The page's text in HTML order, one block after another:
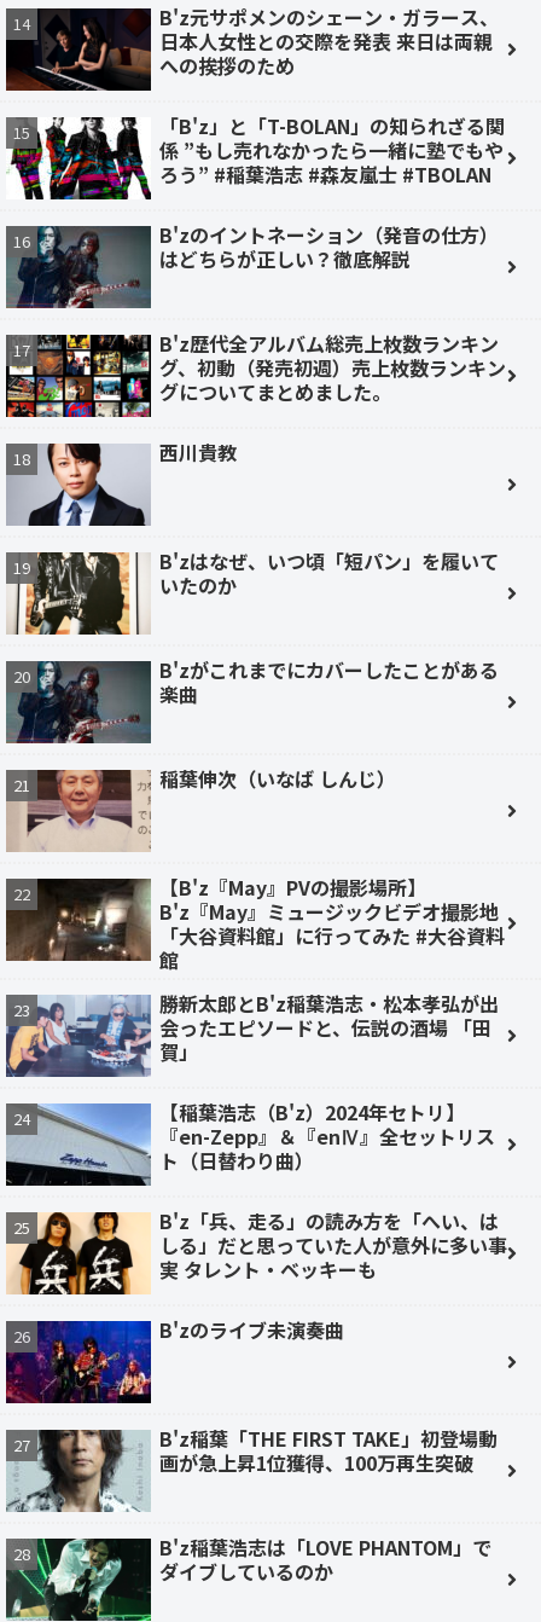
B'z元サポメンのシェーン・ガラース、
日本人女性との交際を発表 来日は両親
への挨拶のため
「B'z」と「T-BOLAN」の知られざる関
係 ”もし売れなかったら一緒に塾でもや
ろう” #稲葉浩志 #森友嵐士 #TBOLAN
B'zのイントネーション（発音の仕方）
はどちらが正しい？徹底解説
B'z歴代全アルバム総売上枚数ランキン
グ、初動（発売初週）売上枚数ランキン
グについてまとめました。
西川貴教
B'zはなぜ、いつ頃「短パン」を履いて
いたのか
B'zがこれまでにカバーしたことがある
楽曲
稲葉伸次（いなば しんじ）
【B'z『May』PVの撮影場所】
B'z『May』ミュージックビデオ撮影地
「大谷資料館」に行ってみた #大谷資料
館
勝新太郎とB'z稲葉浩志・松本孝弘が出
会ったエピソードと、伝説の酒場 「田
賀」
【稲葉浩志（B'z）2024年セトリ】
『en-Zepp』＆『enⅣ』全セットリス
ト（日替わり曲）
B'z「兵、走る」の読み方を「へい、は
しる」だと思っていた人が意外に多い事
実 タレント・ベッキーも
B'zのライブ未演奏曲
B'z稲葉「THE FIRST TAKE」初登場動
画が急上昇1位獲得、100万再生突破
B'z稲葉浩志は「LOVE PHANTOM」で
ダイブしているのか